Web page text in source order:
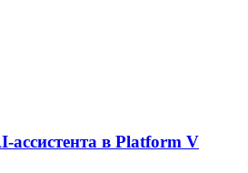
ассистента в Platform V